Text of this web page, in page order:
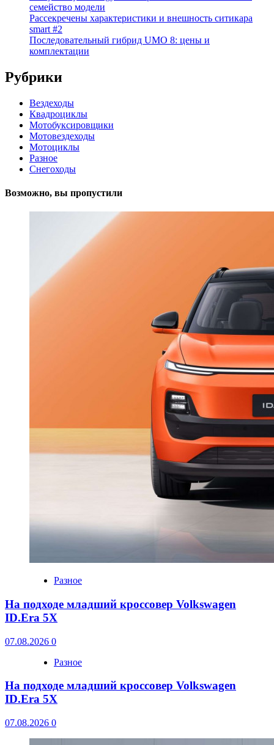
семейство модели
Рассекречены характеристики и внешность ситикара
smart #2
Последовательный гибрид UMO 8: цены и
комплектации
Рубрики
Вездеходы
Квадроциклы
Мотобуксировщики
Мотовездеходы
Мотоциклы
Разное
Снегоходы
Возможно, вы пропустили
Разное
На подходе младший кроссовер Volkswagen
ID.Era 5X
07.08.2026 0
Разное
На подходе младший кроссовер Volkswagen
ID.Era 5X
07.08.2026 0